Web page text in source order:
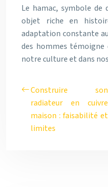
Le hamac, symbole de
objet riche en
adaptation constante
des hommes témoigne
notre culture et dans
Construire son
radiateur en cuivre
maison : faisabilité et
limites